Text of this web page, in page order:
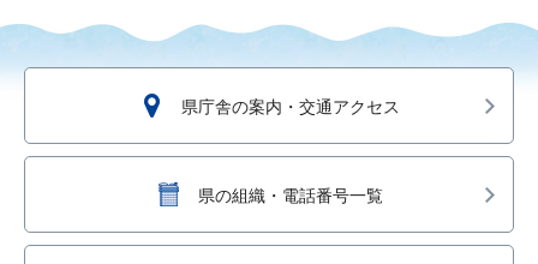
県庁舎の案内・交通アクセス
県の組織・電話番号一覧